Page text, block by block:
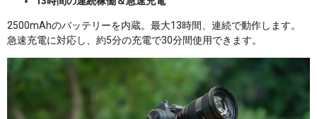
2500mAhのバッテリーを内蔵。最大13時間、連続で動作します。
急速充電に対応し、約5分の充電で30分間使用できます。